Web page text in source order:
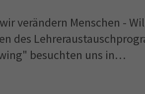
verändern Menschen -
des
besuchten uns in…